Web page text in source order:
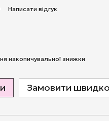
Написати відгук
накопичувальної знижки
Замовити швидко